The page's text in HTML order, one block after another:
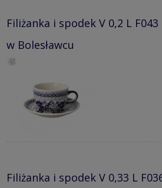
Filiżanka i spodek V 0,2 L
w Bolesławcu
Filiżanka i spodek V 0,33 L